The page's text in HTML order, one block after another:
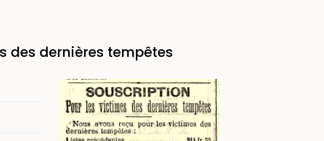
des dernières tempêtes
Image